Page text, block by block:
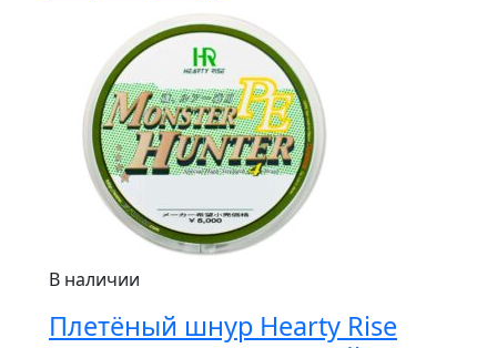
В наличии
Плетёный шнур Hearty Rise